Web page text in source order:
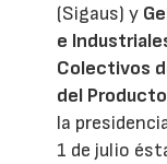
(Sigaus) y
e
Colectivos
del
la
1 de julio